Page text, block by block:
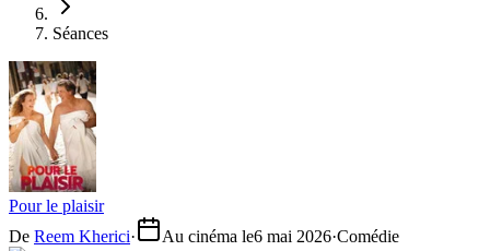
Séances
Pour le plaisir
De Reem Kherici· Au cinéma le6 mai 2026·Comédie